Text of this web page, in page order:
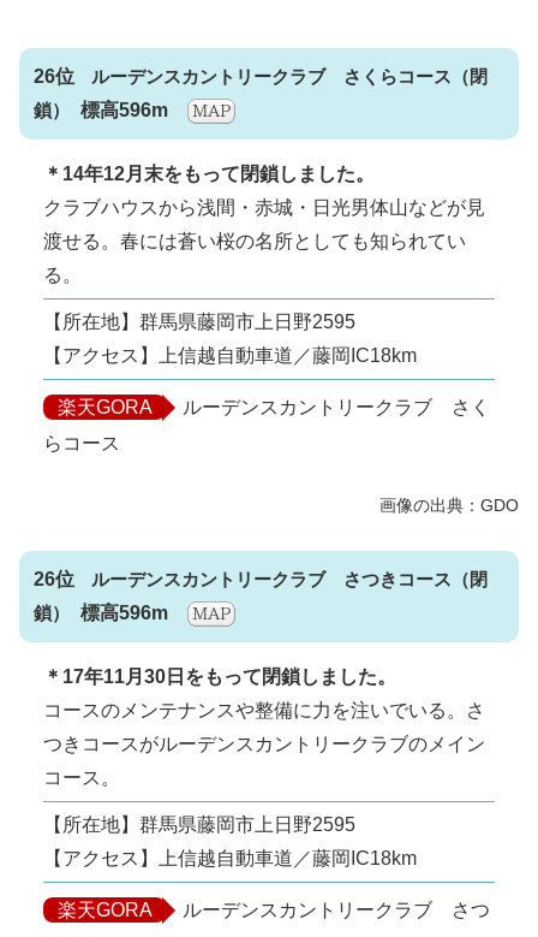
26位
ルーデンスカントリークラブ さくらコース
標高596m
＊14年12月末をもって閉鎖しました。
クラブハウスから浅間・赤城・日光男体山などが見
渡せる。春には蒼い桜の名所としても知られてい
る。
【所在地】群馬県藤岡市上日野2595
【アクセス】上信越自動車道／藤岡IC18km
楽天GORA
ルーデンスカントリークラブ さく
らコース
26位
ルーデンスカントリークラブ さつきコース
標高596m
＊17年11月30日をもって閉鎖しました。
コースのメンテナンスや整備に力を注いでいる。さ
つきコースがルーデンスカントリークラブのメイン
コース。
【所在地】群馬県藤岡市上日野2595
【アクセス】上信越自動車道／藤岡IC18km
楽天GORA
ルーデンスカントリークラブ さつ